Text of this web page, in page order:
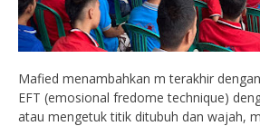
Mafied menambahkan m terakhir
EFT (emosional fredome technique)
atau mengetuk titik ditubuh dan wajah,